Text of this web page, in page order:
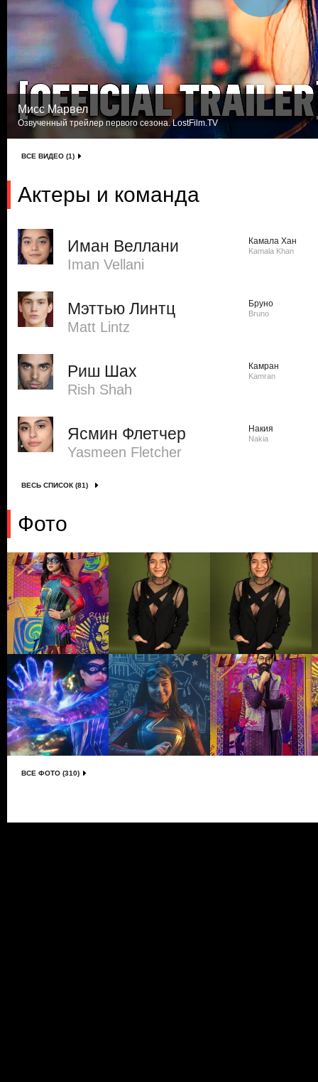
Мисс Марвел
Озвученный трейлер первого сезона. LostFilm.TV
ВСЕ ВИДЕО (1)
Актеры и команда
Иман Веллани
Iman Vellani
Камала Хан
Kamala Khan
Мэттью Линтц
Matt Lintz
Бруно
Bruno
Риш Шах
Rish Shah
Камран
Kamran
Ясмин Флетчер
Yasmeen Fletcher
Накия
Nakia
ВЕСЬ СПИСОК (81)
Фото
ВСЕ ФОТО (310)